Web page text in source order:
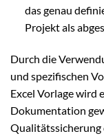
das genau
Projekt als
Durch die
und spezifischen
Excel Vorlage wird
Dokumentation
Qualitätssicherung